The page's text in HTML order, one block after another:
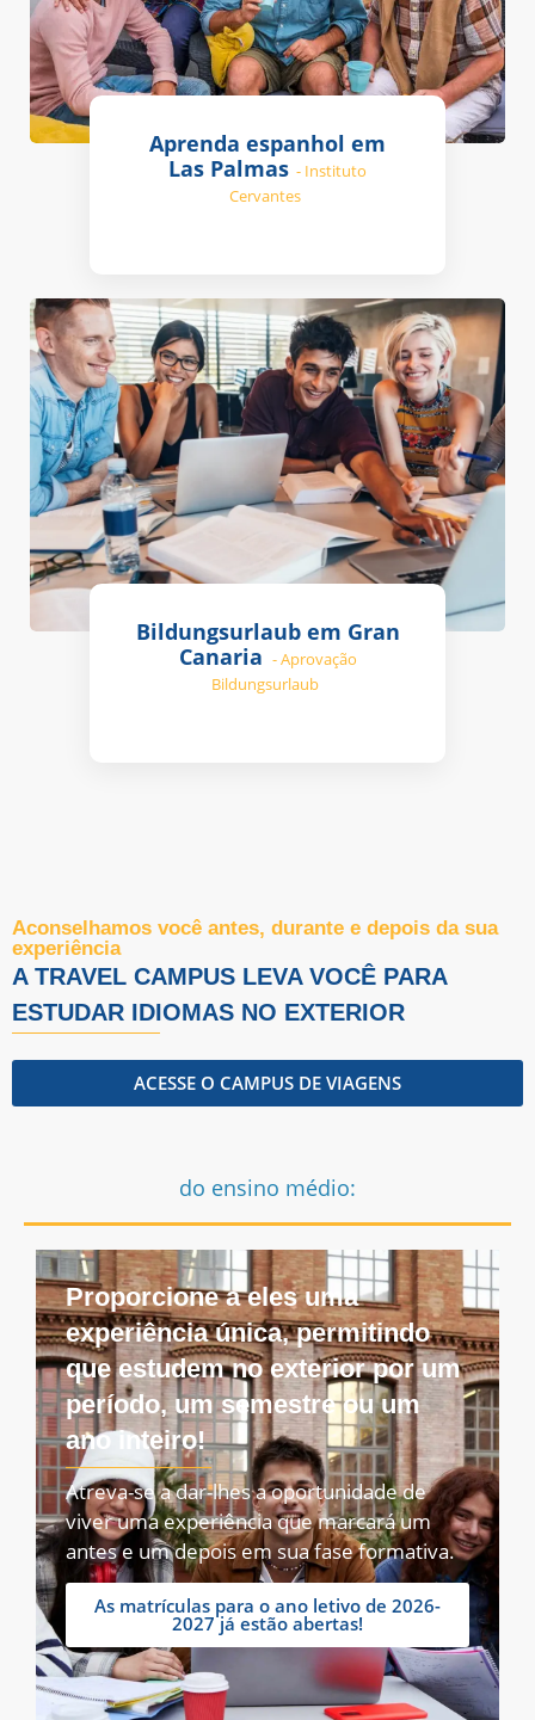
Aprenda espanhol em
Las Palmas - Instituto
Cervantes
Bildungsurlaub em Gran
Canaria - Aprovação
Bildungsurlaub
Aconselhamos você antes, durante e depois da sua
experiência
A TRAVEL CAMPUS LEVA VOCÊ PARA
ESTUDAR IDIOMAS NO EXTERIOR
ACESSE O CAMPUS DE VIAGENS
do ensino médio:
Proporcione a eles uma
experiência única, permitindo
que estudem no exterior por um
período, um semestre ou um
ano inteiro!
Atreva-se a dar-lhes a oportunidade de
viver uma experiência que marcará um
antes e um depois em sua fase formativa.
As matrículas para o ano letivo de 2026-
2027 já estão abertas!